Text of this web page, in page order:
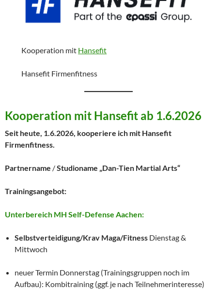
Kooperation mit Hansefit
Hansefit Firmenfitness
Kooperation mit Hansefit ab 1.6.2026
Seit heute, 1.6.2026, kooperiere ich mit Hansefit
Firmenfitness.
Partnername /Studioname „Dan-Tien Martial Arts“
Trainingsangebot:
Unterbereich MH Self-Defense Aachen:
Selbstverteidigung/Krav Maga/Fitness Dienstag &
Mittwoch
neuer Termin Donnerstag (Trainingsgruppen noch im
Aufbau): Kombitraining (ggf. je nach Teilnehmerinteresse)